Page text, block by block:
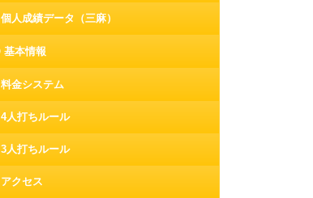
個人成績データ（三麻）
基本情報
料金システム
4人打ちルール
3人打ちルール
アクセス